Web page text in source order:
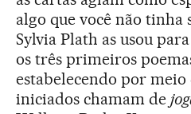
algo que você não tinha
Sylvia Plath as usou
os três primeiros
estabelecendo por meio
iniciados chamam de